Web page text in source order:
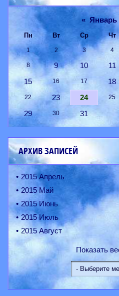
« Январь
Пн Вт Ср Чт
1 2 3 4
8 9 10 11
15 16 17 18
22 23 24 25
29 30 31
АРХИВ ЗАПИСЕЙ
2015 Апрель
2015 Май
2015 Июнь
2015 Июль
2015 Август
Показать